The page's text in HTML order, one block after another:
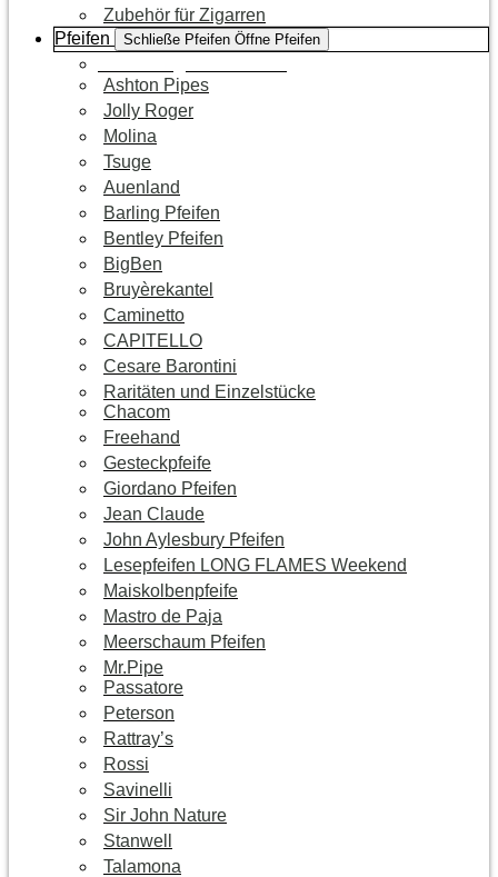
Zubehör für Zigarren
Pfeifen
Schließe Pfeifen Öffne Pfeifen
Ashton Pipes
Jolly Roger
Molina
Tsuge
Auenland
Barling Pfeifen
Bentley Pfeifen
BigBen
Bruyèrekantel
Caminetto
CAPITELLO
Cesare Barontini
Raritäten und Einzelstücke
Chacom
Freehand
Gesteckpfeife
Giordano Pfeifen
Jean Claude
John Aylesbury Pfeifen
Lesepfeifen LONG FLAMES Weekend
Maiskolbenpfeife
Mastro de Paja
Meerschaum Pfeifen
Mr.Pipe
Passatore
Peterson
Rattray’s
Rossi
Savinelli
Sir John Nature
Stanwell
Talamona